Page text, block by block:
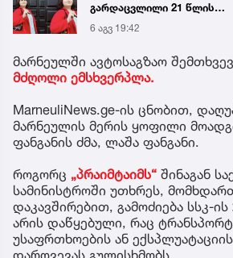
ცნობილი ხდება
დაღუპული დედა-შვილის
ვინაობა
6 აგვ 19:58
მარნეულში ავტოსაგზაო
მძღოლი ემსხვერპლა.
MarneuliNews.ge-ის ცნობით,
მარნეულის მერის ყოფილი
ფანგანის ძმა, ლაშა ფანგანი.
როგორც „პრაიმტაიმს“ შინაგან
სამინისტროში უთხრეს,
დაკავშირებით, გამოძიება სსკ-
არის დაწყებული, რაც
უსაფრთხოების ან